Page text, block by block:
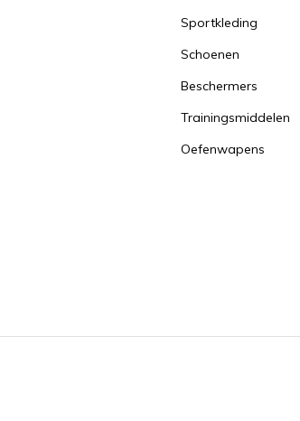
Sportkleding
Schoenen
Beschermers
Trainingsmiddelen
Oefenwapens